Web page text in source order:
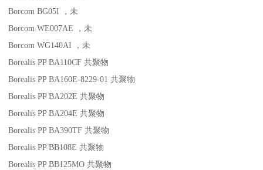
Borcom BG05I
，未
Borcom WE007AE
，未
Borcom WG140AI
，未
Borealis PP BA110CF 共聚物
Borealis PP BA160E-8229-01 共聚物
Borealis PP BA202E 共聚物
Borealis PP BA204E 共聚物
Borealis PP BA390TF 共聚物
Borealis PP BB108E 共聚物
Borealis PP BB125MO 共聚物